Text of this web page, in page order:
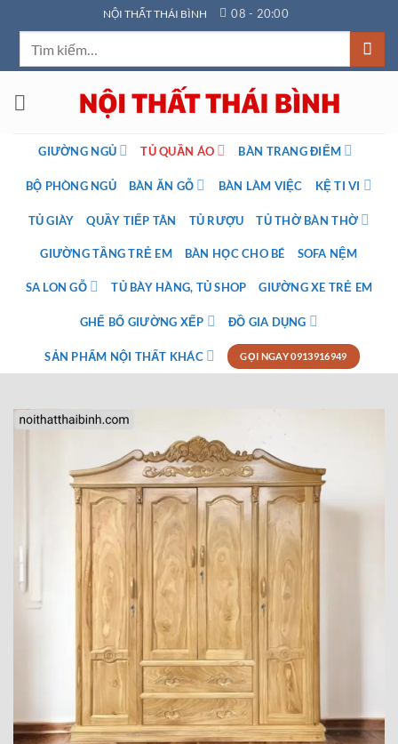
qua
dung
NỘI THẤT THÁI BÌNH 08 - 20:00
GIƯỜNG NGỦ TỦ QUẦN ÁO BÀN TRANG ĐIỂM
BỘ PHÒNG NGỦ BÀN ĂN GỖ BÀN LÀM VIỆC KỆ TI VI
TỦ GIÀY QUẦY TIẾP TÂN TỦ RƯỢU TỦ THỜ BÀN THỜ
GIƯỜNG TẦNG TRẺ EM BÀN HỌC CHO BÉ SOFA NỆM
SA LON GỖ TỦ BÀY HÀNG, TỦ SHOP GIƯỜNG XE TRẺ EM
GHẾ BỐ GIƯỜNG XẾP ĐỒ GIA DỤNG
SẢN PHẨM NỘI THẤT KHÁC GỌI NGAY 0913916949